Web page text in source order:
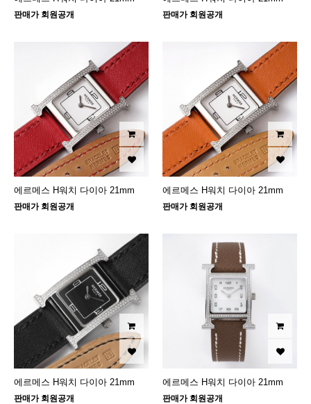
판매가 회원공개 판매가 회원공개
에르메스 H워치 다이아 21mm
판매가 회원공개
에르메스 H워치 다이아 21mm
판매가 회원공개
에르메스 H워치 다이아 21mm
판매가 회원공개
에르메스 H워치 다이아 21mm
판매가 회원공개